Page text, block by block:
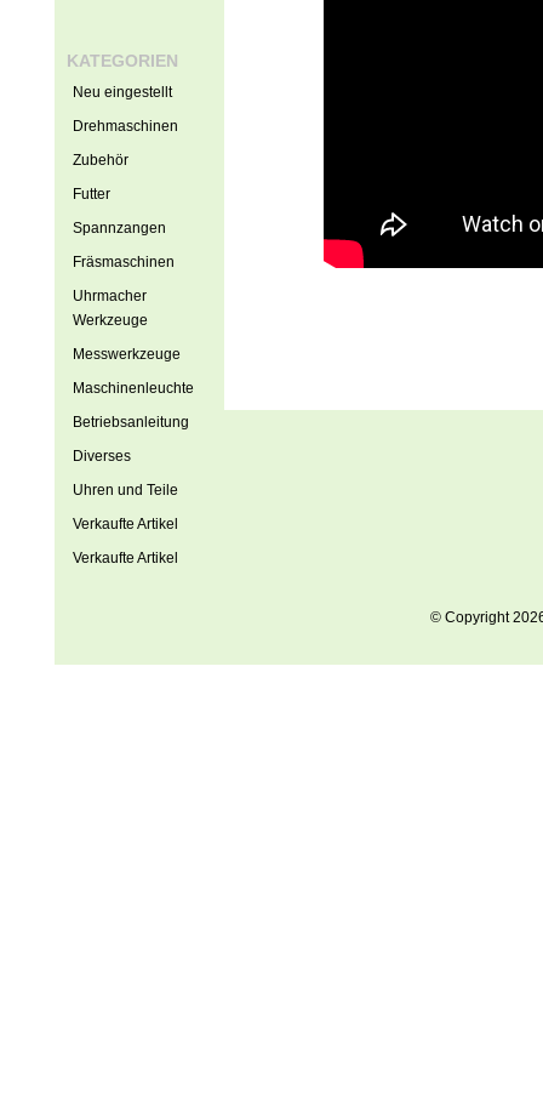
KATEGORIEN
Neu eingestellt
Drehmaschinen
Zubehör
Futter
Spannzangen
Fräsmaschinen
Uhrmacher
Werkzeuge
Messwerkzeuge
Maschinenleuchte
Betriebsanleitung
Diverses
Uhren und Teile
Verkaufte Artikel
Verkaufte Artikel
© Copyright